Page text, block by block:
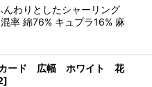
わりとしたシャーリング
率 綿76% キュプラ16% 麻
ード 広幅 ホワイト 花
]